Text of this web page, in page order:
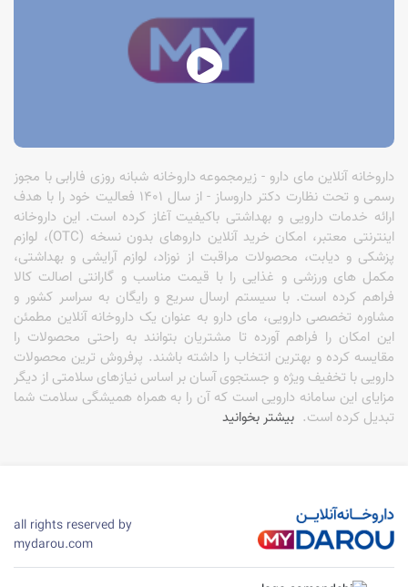
داروخانه آنلاین مای دارو - زیرمجموعه داروخانه شبانه روزی فارابی با مجوز
رسمی و تحت نظارت دکتر داروساز - از سال 1401 فعالیت خود را با هدف
ارائه خدمات دارویی و بهداشتی باکیفیت آغاز کرده است. این داروخانه
اینترنتی معتبر، امکان خرید آنلاین داروهای بدون نسخه (OTC)، لوازم
پزشکی و دیابت، محصولات مراقبت از نوزاد، لوازم آرایشی و بهداشتی،
مکمل های ورزشی و غذایی را با قیمت مناسب و گارانتی اصالت کالا
فراهم کرده است. با سیستم ارسال سریع و رایگان به سراسر کشور و
مشاوره تخصصی دارویی، مای دارو به عنوان یک داروخانه آنلاین مطمئن
این امکان را فراهم آورده تا مشتریان بتوانند به راحتی محصولات را
مقایسه کرده و بهترین انتخاب را داشته باشند. پرفروش ترین محصولات
دارویی با تخفیف ویژه و جستجوی آسان بر اساس نیازهای سلامتی از دیگر
مزایای این سامانه دارویی است که آن را به همراه همیشگی سلامت شما
تبدیل کرده است. بیشتر بخوانید
all rights reserved by
mydarou.com